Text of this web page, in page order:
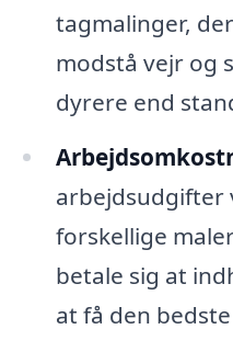
tagmalinger,
modstå vejr og
dyrere end
arbejdsudgifter
forskellige
betale sig at
at få den